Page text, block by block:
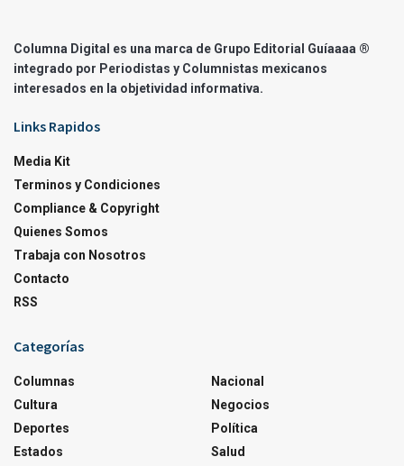
Columna Digital es una marca de Grupo Editorial Guíaaaa ®
integrado por Periodistas y Columnistas mexicanos
interesados en la objetividad informativa.
Links Rapidos
Media Kit
Terminos y Condiciones
Compliance & Copyright
Quienes Somos
Trabaja con Nosotros
Contacto
RSS
Categorías
Columnas
Cultura
Deportes
Estados
Nacional
Negocios
Política
Salud